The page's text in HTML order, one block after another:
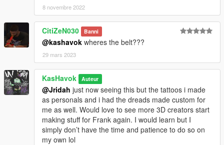
8 novembre 2022
CitiZeN030 Banni
@kashavok wheres the belt???
29 mars 2023
KasHavok Auteur
@Jridah just now seeing this but the tattoos i made
as personals and i had the dreads made custom for
me as well. Would love to see more 3D creators start
making stuff for Frank again. I would learn but I
simply don’t have the time and patience to do so on
my own lol